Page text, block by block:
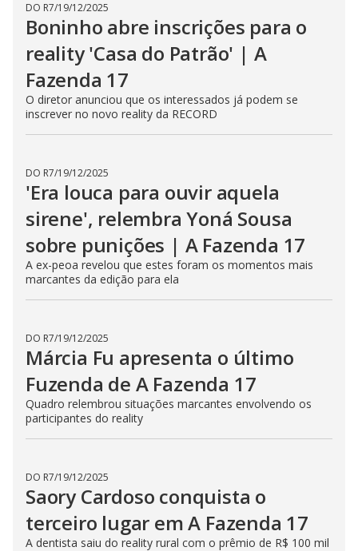
DO R7/19/12/2025
Boninho abre inscrições para o
reality 'Casa do Patrão' | A
Fazenda 17
O diretor anunciou que os interessados já podem se
inscrever no novo reality da RECORD
DO R7/19/12/2025
'Era louca para ouvir aquela
sirene', relembra Yoná Sousa
sobre punições | A Fazenda 17
A ex-peoa revelou que estes foram os momentos mais
marcantes da edição para ela
DO R7/19/12/2025
Márcia Fu apresenta o último
Fuzenda de A Fazenda 17
Quadro relembrou situações marcantes envolvendo os
participantes do reality
DO R7/19/12/2025
Saory Cardoso conquista o
terceiro lugar em A Fazenda 17
A dentista saiu do reality rural com o prêmio de R$ 100 mil